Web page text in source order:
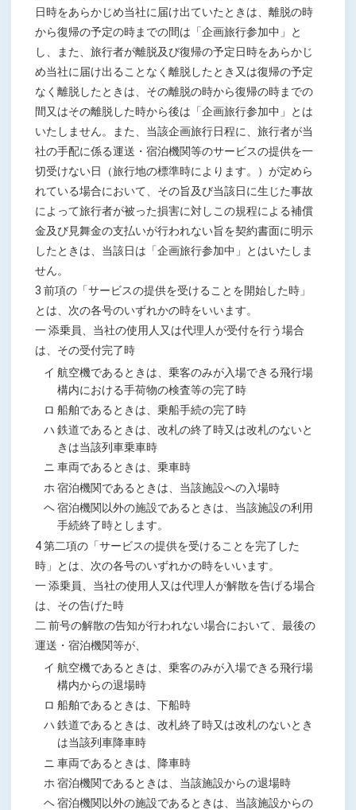
日時をあらかじめ当社に届け出ていたときは、離脱の時
から復帰の予定の時までの間は「企画旅行参加中」と
し、また、旅行者が離脱及び復帰の予定日時をあらかじ
め当社に届け出ることなく離脱したとき又は復帰の予定
なく離脱したときは、その離脱の時から復帰の時までの
間又はその離脱した時から後は「企画旅行参加中」とは
いたしません。また、当該企画旅行日程に、旅行者が当
社の手配に係る運送・宿泊機関等のサービスの提供を一
切受けない日（旅行地の標準時によります。）が定めら
れている場合において、その旨及び当該日に生じた事故
によって旅行者が被った損害に対しこの規程による補償
金及び見舞金の支払いが行われない旨を契約書面に明示
したときは、当該日は「企画旅行参加中」とはいたしま
せん。
3 前項の「サービスの提供を受けることを開始した時」
とは、次の各号のいずれかの時をいいます。
一 添乗員、当社の使用人又は代理人が受付を行う場合
は、その受付完了時
イ 航空機であるときは、乗客のみが入場できる飛行場
構内における手荷物の検査等の完了時
ロ 船舶であるときは、乗船手続の完了時
ハ 鉄道であるときは、改札の終了時又は改札のないと
きは当該列車乗車時
ニ 車両であるときは、乗車時
ホ 宿泊機関であるときは、当該施設への入場時
ヘ 宿泊機関以外の施設であるときは、当該施設の利用
手続終了時とします。
4 第二項の「サービスの提供を受けることを完了した
時」とは、次の各号のいずれかの時をいいます。
一 添乗員、当社の使用人又は代理人が解散を告げる場合
は、その告げた時
二 前号の解散の告知が行われない場合において、最後の
運送・宿泊機関等が、
イ 航空機であるときは、乗客のみが入場できる飛行場
構内からの退場時
ロ 船舶であるときは、下船時
ハ 鉄道であるときは、改札終了時又は改札のないとき
は当該列車降車時
ニ 車両であるときは、降車時
ホ 宿泊機関であるときは、当該施設からの退場時
ヘ 宿泊機関以外の施設であるときは、当該施設からの